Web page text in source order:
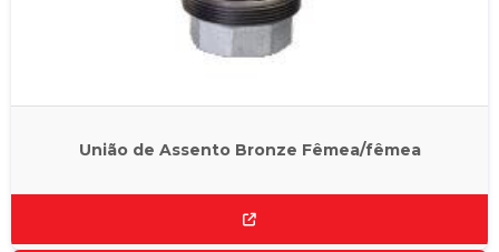
União de Assento Bronze Fêmea/fêmea